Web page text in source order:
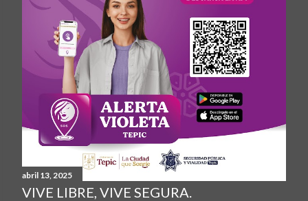
abril 13, 2025
VIVE LIBRE, VIVE SEGURA.